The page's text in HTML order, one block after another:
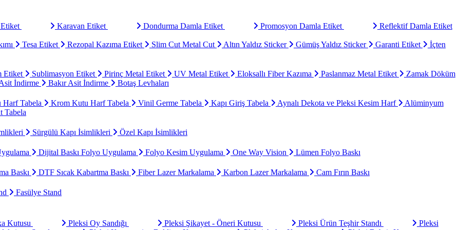
Karavan Etiket Dondurma Damla Etiket Promosyon Damla Etiket Reflektif Damla Etiket
Tesa Etiket Rezopal Kazıma Etiket Slim Cut Metal Cut Altın Yaldız Sticker Gümüş Yaldız Sticker Garanti Etiket İçten
Etiket Sublimasyon Etiket Pirinç Metal Etiket UV Metal Etiket Eloksallı Fiber Kazıma Paslanmaz Metal Etiket
Zamak Döküm
İndirme
Bakır Asit İndirme Botaş Levhaları
Tabela Krom Kutu Harf Tabela Vinil Germe Tabela Kapı Giriş Tabela Aynalı Dekota ve Pleksi Kesim Harf
Alüminyum
Tabela
Sürgülü Kapı İsimlikleri Özel Kapı İsimlikleri
Dijital Baskı Folyo Uygulama Folyo Kesim Uygulama One Way Vision Lümen Folyo Baskı
Baskı DTF Sıcak Kabartma Baskı Fiber Lazer Markalama Karbon Lazer Markalama Cam Fırın Baskı
Fasülye Stand
Kutusu Pleksi Oy Sandığı Pleksi Şikayet - Öneri Kutusu Pleksi Ürün Teşhir Standı
Pleksi